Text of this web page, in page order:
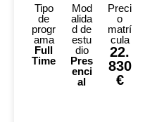
Tipo
de
progr
ama
Full
Time
Mod
alida
d de
estu
dio
Pres
enci
al
Preci
o
matrí
cula
22.
830
€